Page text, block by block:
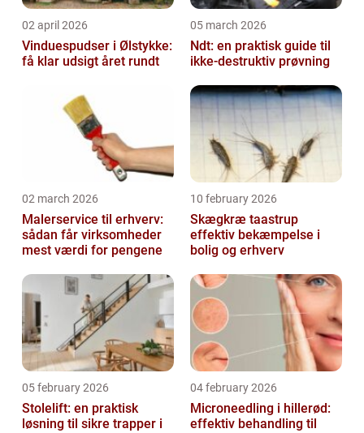
02 april 2026
Vinduespudser i Ølstykke:
få klar udsigt året rundt
05 march 2026
Ndt: en praktisk guide til
ikke-destruktiv prøvning
02 march 2026
Malerservice til erhverv:
sådan får virksomheder
mest værdi for pengene
10 february 2026
Skægkræ taastrup
effektiv bekæmpelse i
bolig og erhverv
05 february 2026
Stolelift: en praktisk
løsning til sikre trapper i
04 february 2026
Microneedling i hillerød:
effektiv behandling til